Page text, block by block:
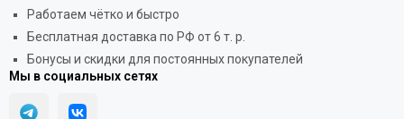
Работаем чётко и быстро
Бесплатная доставка по РФ от 6 т. р.
Бонусы и скидки для постоянных покупателей
Мы в социальных сетях